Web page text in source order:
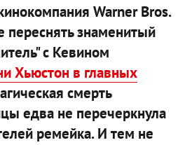
Warner Bros.
переснять знаменитый
с Кевином
Хьюстон в главных
смерть
едва не перечеркнула
ремейка. И тем не